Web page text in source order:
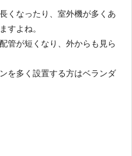
くなったり、室外機が多くあ
すよね。
管が短くなり、外からも見ら
を多く設置する方はベランダ